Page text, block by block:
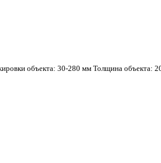
объекта: 30-280 мм Толщина объекта: